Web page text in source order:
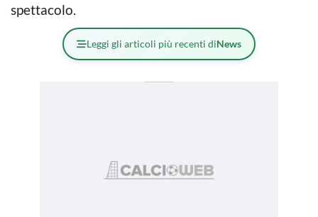
spettacolo.
Leggi gli articoli più recenti diNews